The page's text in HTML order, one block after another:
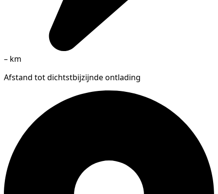
– km
Afstand tot dichtstbijzijnde ontlading